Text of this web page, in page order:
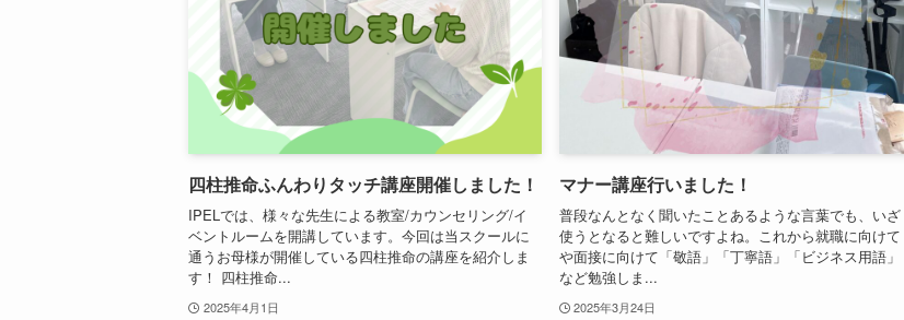
四柱推命ふんわりタッチ講座開催しました！
IPELでは、様々な先生による教室/カウンセリング/イ
ベントルームを開講しています。今回は当スクールに
通うお母様が開催している四柱推命の講座を紹介しま
す！ 四柱推命...
2025年4月1日
マナー講座行いました！
普段なんとなく聞いたことあるような言葉でも、いざ
使うとなると難しいですよね。これから就職に向けて
や面接に向けて「敬語」「丁寧語」「ビジネス用語」
など勉強しま...
2025年3月24日